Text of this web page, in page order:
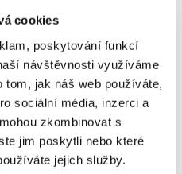
cookies
poskytování funkcí
návštěvnosti využíváme
tom, jak náš web používáte,
sociální média, inzerci a
zkombinovat s
jim poskytli nebo které
jejich služby.
Tento
a pomoci vám
který může přispět k
do ETF
fondy umožňují
jak pro
investory. Například